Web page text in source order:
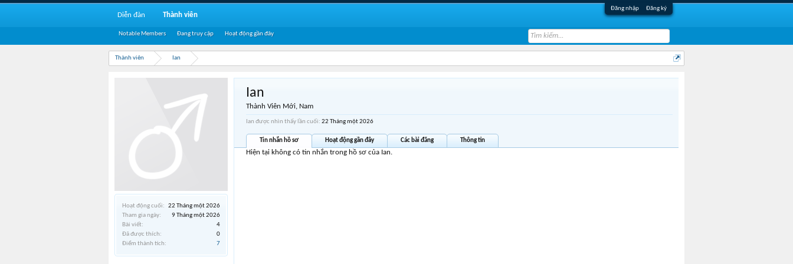
Đăng nhập Đăng ký
Thành viên Ian
Hoạt động cuối:
22 Tháng một 2026
Tham gia ngày:
9 Tháng một 2026
Bài viết:
4
Đã được thích:
0
Điểm thành tích:
7
Ian
Thành Viên Mới, Nam
Ian được nhìn thấy lần cuối: 22 Tháng một 2026
Tin nhắn hồ sơ Hoạt động gần đây Các bài đăng Thông tin
Hiện tại không có tin nhắn trong hồ sơ của Ian.
Diễn đàn Thành viên
Notable Members Đang truy cập Hoạt động gần đây